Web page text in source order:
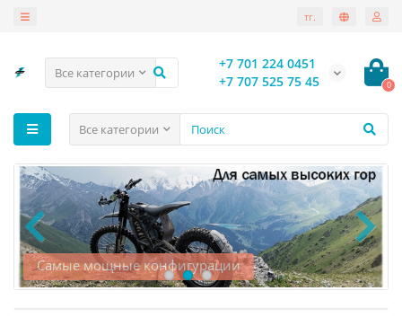
тг.
Все категории
+7 701 224 0451
+7 707 525 75 45
0
Все категории
Самые мощные конфигурации